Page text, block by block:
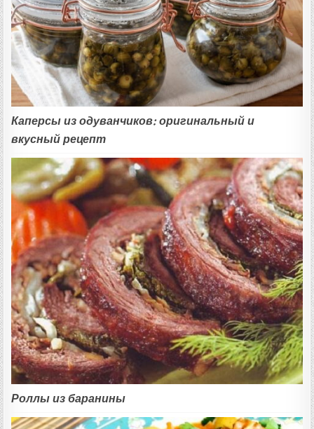
Каперсы из одуванчиков: оригинальный и
вкусный рецепт
Роллы из баранины